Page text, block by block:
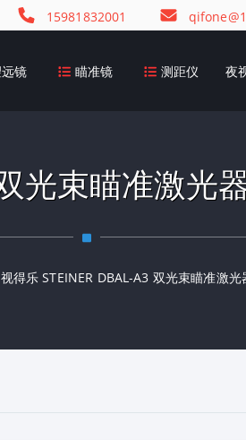
15981832001
镜 瞄准镜 测距仪 夜
双光束瞄准激
视得乐 STEINER DBAL-A3 双光束瞄准激